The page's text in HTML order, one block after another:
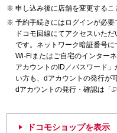
申し込み後に店舗を変更するこ
予約手続きにはログインが必要
ドコモ回線にてアクセスいた
です。ネットワーク暗証番号に
Wi-Fiまたはご自宅のインター
アカウントのID／パスワード
い方も、dアカウントの発行が
dアカウントの発行・確認は「
ドコモショップを表示